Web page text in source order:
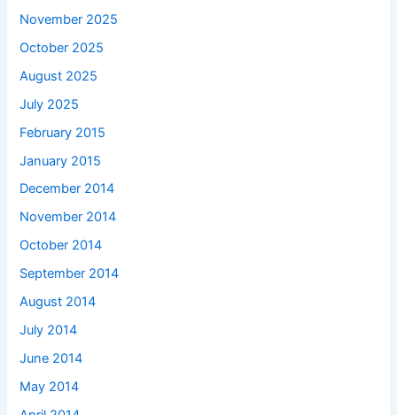
November 2025
October 2025
August 2025
July 2025
February 2015
January 2015
December 2014
November 2014
October 2014
September 2014
August 2014
July 2014
June 2014
May 2014